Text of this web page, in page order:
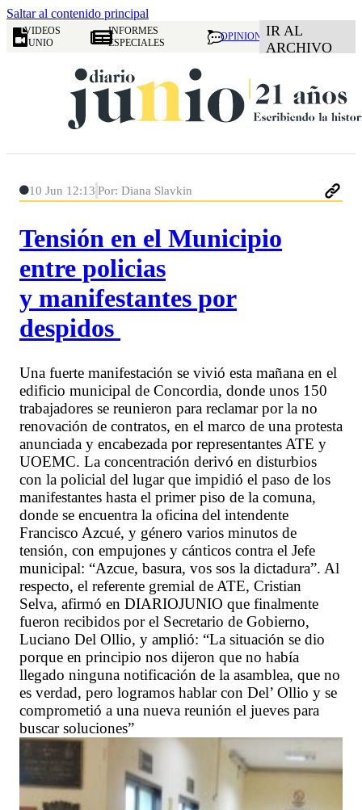
Saltar al contenido principal
VIDEOS
JUNIO
INFORMES
ESPECIALES
OPINION IR AL
ARCHIVO
10 Jun 12:13 Por: Diana Slavkin
Tensión en el Municipio
entre policias
y manifestantes por
despidos
Una fuerte manifestación se vivió esta mañana en el
edificio municipal de Concordia, donde unos 150
trabajadores se reunieron para reclamar por la no
renovación de contratos, en el marco de una protesta
anunciada y encabezada por representantes ATE y
UOEMC. La concentración derivó en disturbios
con la policial del lugar que impidió el paso de los
manifestantes hasta el primer piso de la comuna,
donde se encuentra la oficina del intendente
Francisco Azcué, y género varios minutos de
tensión, con empujones y cánticos contra el Jefe
municipal: “Azcue, basura, vos sos la dictadura”. Al
respecto, el referente gremial de ATE, Cristian
Selva, afirmó en DIARIOJUNIO que finalmente
fueron recibidos por el Secretario de Gobierno,
Luciano Del Ollio, y amplió: “La situación se dio
porque en principio nos dijeron que no había
llegado ninguna notificación de la asamblea, que no
es verdad, pero logramos hablar con Del’ Ollio y se
comprometió a una nueva reunión el jueves para
buscar soluciones”